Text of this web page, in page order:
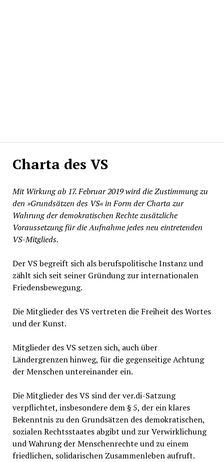
Charta des VS
Mit Wirkung ab 17. Februar 2019 wird die Zustimmung zu
den »Grundsätzen des VS« in Form der Charta zur
Wahrung der demokratischen Rechte zusätzliche
Voraussetzung für die Aufnahme jedes neu eintretenden
VS-Mitglieds.
Der VS begreift sich als berufspolitische Instanz und
zählt sich seit seiner Gründung zur internationalen
Friedensbewegung.
Die Mitglieder des VS vertreten die Freiheit des Wortes
und der Kunst.
Mitglieder des VS setzen sich, auch über
Ländergrenzen hinweg, für die gegenseitige Achtung
der Menschen untereinander ein.
Die Mitglieder des VS sind der ver.di-Satzung
verpflichtet, insbesondere dem § 5, der ein klares
Bekenntnis zu den Grundsätzen des demokratischen,
sozialen Rechtsstaates abgibt und zur Verwirklichung
und Wahrung der Menschenrechte und zu einem
friedlichen, solidarischen Zusammenleben aufruft.